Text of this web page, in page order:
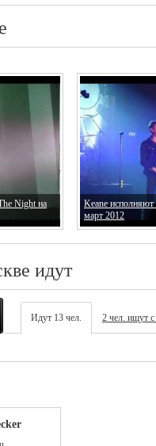
Night на
Keane
март 2012
идут
Идут 13 чел.
2 чел. ищут